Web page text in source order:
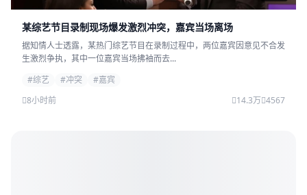
某综艺节目录制现场爆发激烈冲突，嘉宾当场离场
据知情人士透露，某热门综艺节目在录制过程中，两位嘉宾因意见不合发
生激烈争执，其中一位嘉宾当场拂袖而去...
#综艺
#冲突
#嘉宾
8小时前
14.3万 4567